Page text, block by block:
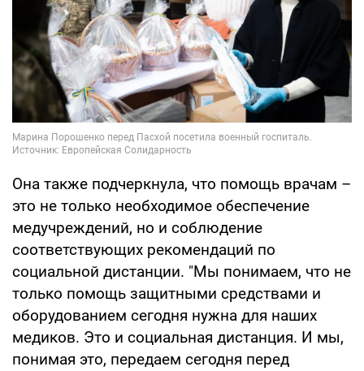
Она также подчеркнула, что помощь врачам –
это не только необходимое обеспечение
медучреждений, но и соблюдение
соответствующих рекомендаций по
социальной дистанции. "Мы понимаем, что не
только помощь защитными средствами и
оборудованием сегодня нужна для наших
медиков. Это и социальная дистанция. И мы,
понимая это, передаем сегодня перед